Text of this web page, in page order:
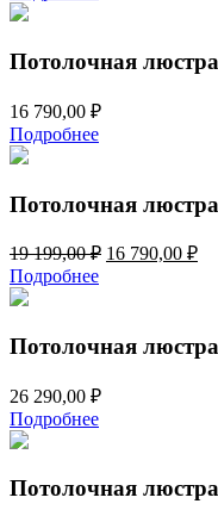
Потолочная
16 790,00 ₽
Подробнее
Потолочная
19 199,00₽ 16 790,00 ₽
Подробнее
Потолочная
26 290,00 ₽
Подробнее
Потолочная